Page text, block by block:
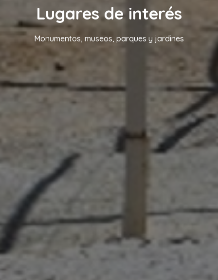
Lugares de interés
Monumentos, museos, parques y jardines